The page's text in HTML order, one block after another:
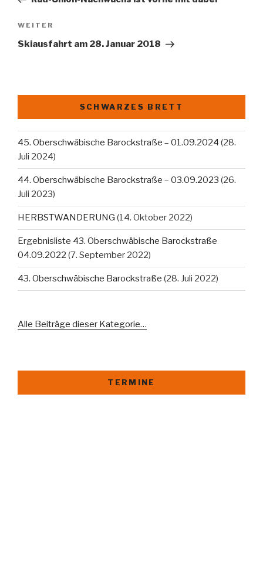
Nächster
Beitrag
WEITER
Skiausfahrt am 28. Januar 2018
SCHWARZES BRETT
45. Oberschwäbische Barockstraße – 01.09.2024 (28.
Juli 2024)
44. Oberschwäbische Barockstraße – 03.09.2023 (26.
Juli 2023)
HERBSTWANDERUNG (14. Oktober 2022)
Ergebnisliste 43. Oberschwäbische Barockstraße
04.09.2022 (7. September 2022)
43. Oberschwäbische Barockstraße (28. Juli 2022)
Alle Beiträge dieser Kategorie…
TERMINE